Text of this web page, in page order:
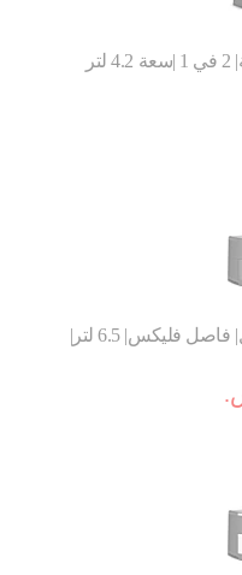
إيزي فراي كلاسيك| قلاية هوائية وشواية| 2 في 1 |سعة 4.2 لتر
قلاية هوائية 2 في 1|إيزي فراي آند جريل| فاصل فليكس| 6.5 لتر|